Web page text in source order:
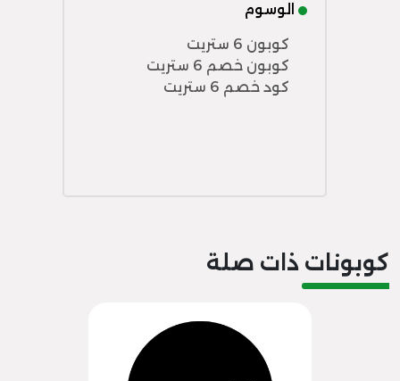
الوسوم
كوبون 6 ستريت
كوبون خصم 6 ستريت
كود خصم 6 ستريت
كوبونات ذات صلة